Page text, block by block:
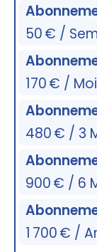
50 € /
170 € /
480 € / 3
900 € / 6
1 700 € /